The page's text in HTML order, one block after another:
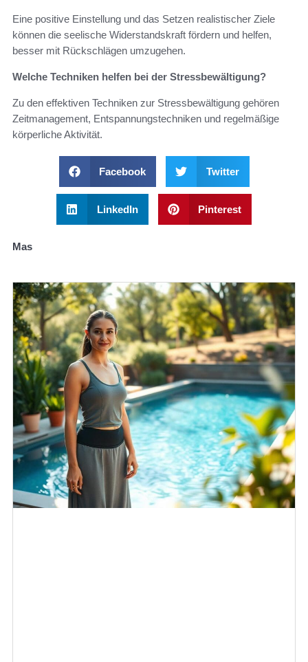
Eine positive Einstellung und das Setzen realistischer Ziele
können die seelische Widerstandskraft fördern und helfen,
besser mit Rückschlägen umzugehen.
Welche Techniken helfen bei der Stressbewältigung?
Zu den effektiven Techniken zur Stressbewältigung gehören
Zeitmanagement, Entspannungstechniken und regelmäßige
körperliche Aktivität.
Facebook Twitter
LinkedIn Pinterest
Mas